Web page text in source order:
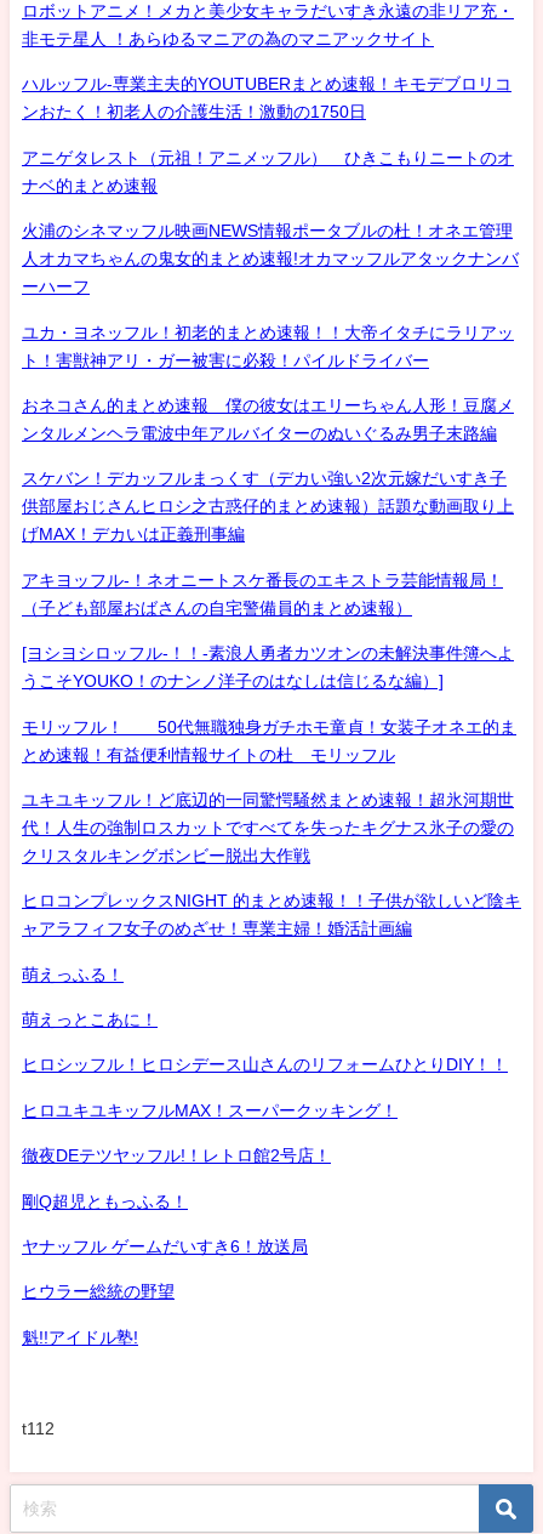
ロボットアニメ！メカと美少女キャラだいすき永遠の非リア充・
非モテ星人 ！あらゆるマニアの為のマニアックサイト
ハルッフル-専業主夫的YOUTUBERまとめ速報！キモデブロリコ
ンおたく！初老人の介護生活！激動の1750日
アニゲタレスト（元祖！アニメッフル） ひきこもりニートのオ
ナベ的まとめ速報
火浦のシネマッフル映画NEWS情報ポータブルの杜！オネエ管理
人オカマちゃんの鬼女的まとめ速報!オカマッフルアタックナンバ
ーハーフ
ユカ・ヨネッフル！初老的まとめ速報！！大帝イタチにラリアッ
ト！害獣神アリ・ガー被害に必殺！パイルドライバー
おネコさん的まとめ速報 僕の彼女はエリーちゃん人形！豆腐メ
ンタルメンヘラ電波中年アルバイターのぬいぐるみ男子末路編
スケバン！デカッフルまっくす（デカい強い2次元嫁だいすき子
供部屋おじさんヒロシ之古惑仔的まとめ速報）話題な動画取り上
げMAX！デカいは正義刑事編
アキヨッフル-！ネオニートスケ番長のエキストラ芸能情報局！
（子ども部屋おばさんの自宅警備員的まとめ速報）
[ヨシヨシロッフル-！！-素浪人勇者カツオンの未解決事件簿へよ
うこそYOUKO！のナンノ洋子のはなしは信じるな編）]
モリッフル！ 50代無職独身ガチホモ童貞！女装子オネエ的ま
とめ速報！有益便利情報サイトの杜 モリッフル
ユキユキッフル！ど底辺的一同驚愕騒然まとめ速報！超氷河期世
代！人生の強制ロスカットですべてを失ったキグナス氷子の愛の
クリスタルキングボンビー脱出大作戦
ヒロコンプレックスNIGHT 的まとめ速報！！子供が欲しいど陰キ
ャアラフィフ女子のめざせ！専業主婦！婚活計画編
萌えっふる！
萌えっとこあに！
ヒロシッフル！ヒロシデース山さんのリフォームひとりDIY！！
ヒロユキユキッフルMAX！スーパークッキング！
徹夜DEテツヤッフル!！レトロ館2号店！
剛Q超児ともっふる！
ヤナッフル ゲームだいすき6！放送局
ヒウラー総統の野望
魁!!アイドル塾!
t112